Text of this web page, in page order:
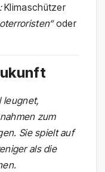
Klimaschützer
oder
leugnet,
zum
Sie spielt auf
als die